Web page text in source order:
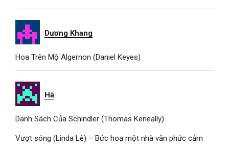
Dương Khang
Hoa Trên Mộ Algernon (Daniel Keyes)
Hà
Danh Sách Của Schindler (Thomas Keneally)
Vượt sóng (Linda Lê) – Bức hoạ một nhà văn phức cảm